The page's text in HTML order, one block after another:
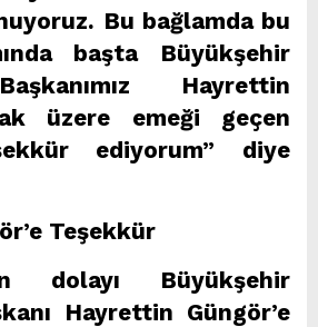
Bu bağlamda bu
başta Büyükşehir
Hayrettin
üzere emeği geçen
ediyorum” diye
Teşekkür
dolayı Büyükşehir
Hayrettin Güngör’e